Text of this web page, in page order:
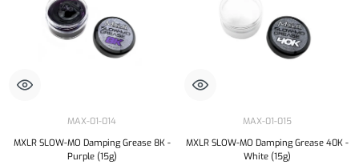
MAX-01-014
MXLR SLOW-MO Damping Grease 8K -
Purple (15g)
MAX-01-015
MXLR SLOW-MO Damping Grease 40K -
White (15g)